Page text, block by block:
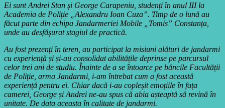
Ei sunt Andrei Stan și George Carapeniu, studenți în anul III la
Academia de Poliție „Alexandru Ioan Cuza”. Timp de o lună au
făcut parte din echipa Jandarmeriei Mobile „Tomis” Constanța,
unde au desfășurat stagiul de practică.
Au fost prezenți în teren, au participat la misiuni alături de jandarmi
cu experiență și și-au consolidat abilitățile deprinse pe parcursul
celor trei ani de studiu. Înainte de a se întoarce pe băncile Facultății
de Poliție, arma Jandarmi, i-am întrebat cum a fost această
experiență pentru ei. Chiar dacă i-au copleșit emoțiile în fața
camerei, George și Andrei ne-au spus că abia așteaptă să revină în
unitate. De data aceasta în calitate de jandarmi.